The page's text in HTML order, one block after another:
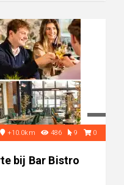
+10.0km 486 9 0
bij Bar Bistro